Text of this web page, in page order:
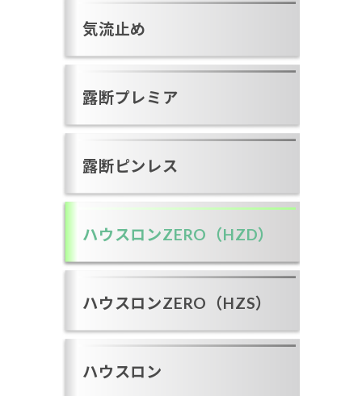
気流止め
露断プレミア
露断ピンレス
ハウスロンZERO（HZD）
ハウスロンZERO（HZS）
ハウスロン